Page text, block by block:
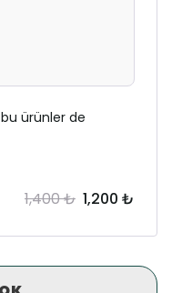
ürünler de
1,400 ₺ 1,200 ₺